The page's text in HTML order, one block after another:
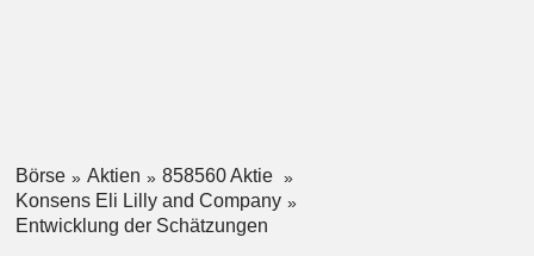
Börse Aktien
858560 Aktie
Konsens Eli Lilly and Company
Entwicklung der Schätzungen